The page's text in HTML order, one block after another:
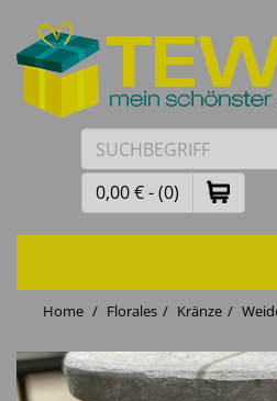
0,00 € - (0)
Home
Florales Kränze